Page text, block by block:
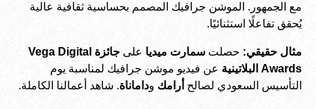
مع الجمهور. الموشن جرافيك المصمم بحساسية ثقافية عالية
يُحقق تفاعلًا استثنائيًا.
مثال حقيقي: حصلت سمارت ميديا على
جائزة Vega Digital
Awards البلاتينية
عن فيديو موشن جرافيك لمناسبة يوم
التأسيس السعودي لصالح أرامك وداماناة. شاهد أعمالنا الكاملة.